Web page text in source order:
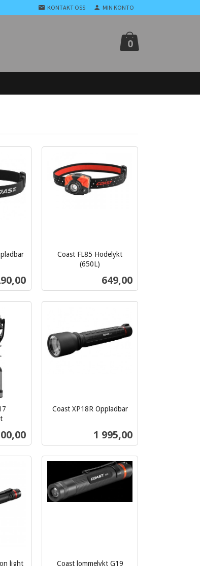
KONTAKT OSS MIN KONTO
0
Coast FL85 Hodelykt
(650L)
Pris
649,00
Coast XP18R Oppladbar
Pris
1 995,00
Kjøp
light
Coast lommelykt G19